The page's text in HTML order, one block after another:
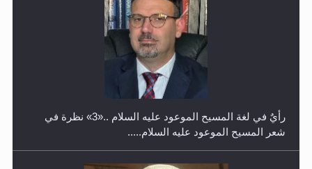
حفل توزيع الشهادات في الجامعة الأحمدية بنيجيريا لعام
رأيٌ في لغة المسيح الموعود عليه السلام ..«3» نظرة في
شعر المسيح الموعود عليه السلام.....